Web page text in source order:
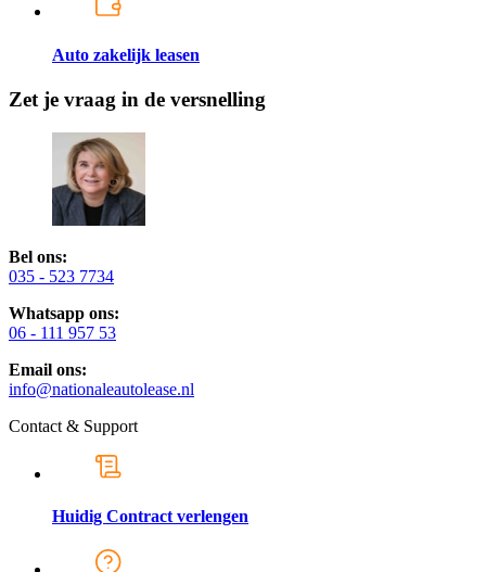
Auto zakelijk leasen
Zet je vraag in de versnelling
Bel ons:
035 - 523 7734
Whatsapp ons:
06 - 111 957 53
Email ons:
info@nationaleautolease.nl
Contact & Support
Huidig Contract verlengen